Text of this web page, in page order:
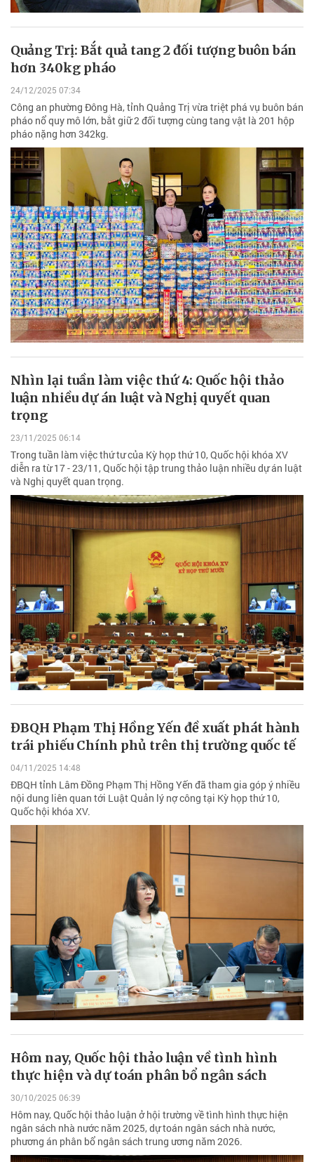
Quảng Trị: Bắt quả tang 2 đối tượng buôn bán
hơn 340kg pháo
24/12/2025 07:34
Công an phường Đông Hà, tỉnh Quảng Trị vừa triệt phá vụ buôn bán
pháo nổ quy mô lớn, bắt giữ 2 đối tượng cùng tang vật là 201 hộp
pháo nặng hơn 342kg.
Nhìn lại tuần làm việc thứ 4: Quốc hội thảo
luận nhiều dự án luật và Nghị quyết quan
trọng
23/11/2025 06:14
Trong tuần làm việc thứ tư của Kỳ họp thứ 10, Quốc hội khóa XV
diễn ra từ 17 - 23/11, Quốc hội tập trung thảo luận nhiều dự án luật
và Nghị quyết quan trọng.
ĐBQH Phạm Thị Hồng Yến đề xuất phát hành
trái phiếu Chính phủ trên thị trường quốc tế
04/11/2025 14:48
ĐBQH tỉnh Lâm Đồng Phạm Thị Hồng Yến đã tham gia góp ý nhiều
nội dung liên quan tới Luật Quản lý nợ công tại Kỳ họp thứ 10,
Quốc hội khóa XV.
Hôm nay, Quốc hội thảo luận về tình hình
thực hiện và dự toán phân bổ ngân sách
30/10/2025 06:39
Hôm nay, Quốc hội thảo luận ở hội trường về tình hình thực hiện
ngân sách nhà nước năm 2025, dự toán ngân sách nhà nước,
phương án phân bổ ngân sách trung ương năm 2026.